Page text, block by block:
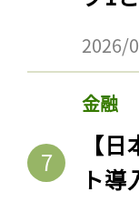
2026/
金融
【
ト